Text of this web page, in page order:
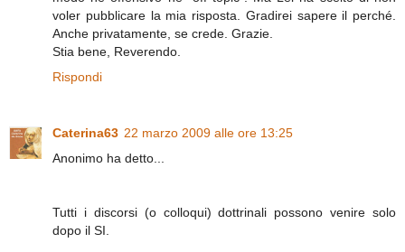
voler pubblicare la mia risposta. Gradirei sapere il perché.
Anche privatamente, se crede. Grazie.
Stia bene, Reverendo.
Rispondi
Caterina63 22 marzo 2009 alle ore 13:25
Anonimo ha detto...
Tutti i discorsi (o colloqui) dottrinali possono venire solo
dopo il SI.